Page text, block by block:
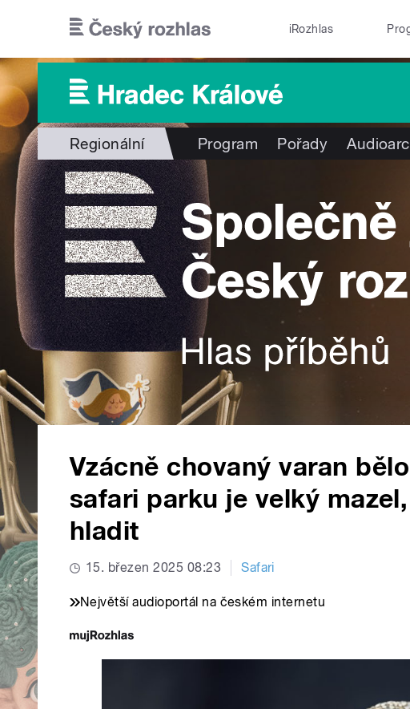
iRozhlas
Regionální Program Pořady
Vzácně chovaný varan
safari parku je velký
hladit
15. březen 2025 08:23 Safari
Největší audioportál na českém internetu